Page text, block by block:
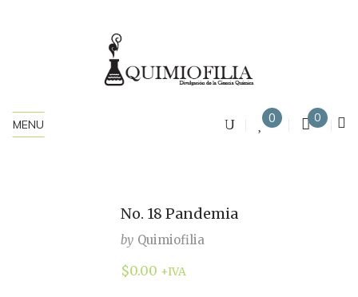
MENU 0 0
No. 18 Pandemia
by Quimiofilia
$0.00 +IVA